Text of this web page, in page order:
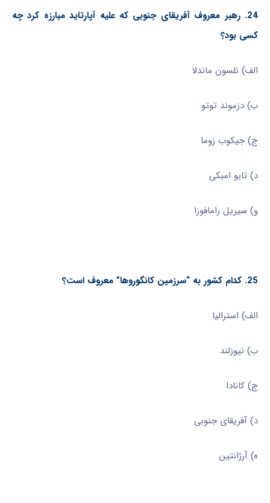
24. رهبر معروف آفریقای جنوبی که علیه آپارتاید مبارزه کرد چه
کسی بود؟
الف) نلسون ماندلا
ب) دزموند توتو
ج) جیکوب زوما
د) تابو امبکی
و) سیریل رامافوزا
25. کدام کشور به “سرزمین کانگوروها” معروف است؟
الف) استرالیا
ب) نیوزلند
ج) کانادا
د) آفریقای جنوبی
ه) آرژانتین